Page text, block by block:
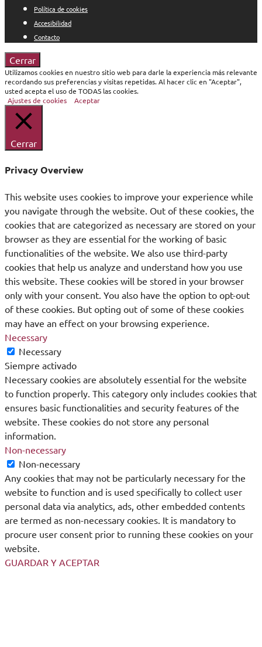
Política de cookies
Accesibilidad
Contacto
Cerrar
Utilizamos cookies en nuestro sitio web para darle la experiencia más relevante
recordando sus preferencias y visitas repetidas. Al hacer clic en "Aceptar",
usted acepta el uso de TODAS las cookies.
Ajustes de cookies
Aceptar
Cerrar
Privacy Overview
This website uses cookies to improve your experience while
you navigate through the website. Out of these cookies, the
cookies that are categorized as necessary are stored on your
browser as they are essential for the working of basic
functionalities of the website. We also use third-party
cookies that help us analyze and understand how you use
this website. These cookies will be stored in your browser
only with your consent. You also have the option to opt-out
of these cookies. But opting out of some of these cookies
may have an effect on your browsing experience.
Necessary
Necessary
Siempre activado
Necessary cookies are absolutely essential for the website
to function properly. This category only includes cookies that
ensures basic functionalities and security features of the
website. These cookies do not store any personal
information.
Non-necessary
Non-necessary
Any cookies that may not be particularly necessary for the
website to function and is used specifically to collect user
personal data via analytics, ads, other embedded contents
are termed as non-necessary cookies. It is mandatory to
procure user consent prior to running these cookies on your
website.
GUARDAR Y ACEPTAR